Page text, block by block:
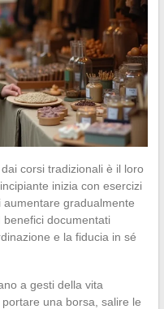
corsi tradizionali è il loro
inizia con esercizi
gradualmente
benefici documentati
e la fiducia in sé
a gesti della vita
una borsa, salire le